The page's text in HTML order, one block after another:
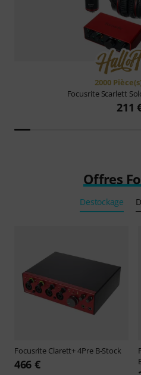
2000
Focusrite Scarlett
211
Offres
Destockage
Focusrite Clarett+ 4Pre B-Stock
466 €